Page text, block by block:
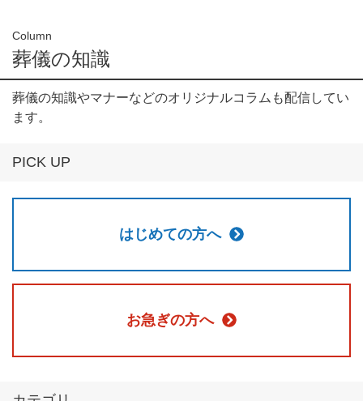
Column
葬儀の知識
葬儀の知識やマナーなどのオリジナルコラムも配信してい
ます。
PICK UP
はじめての方へ
お急ぎの方へ